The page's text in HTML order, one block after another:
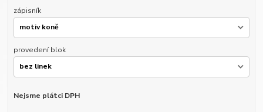
zápisník
provedení blok
Nejsme plátci DPH